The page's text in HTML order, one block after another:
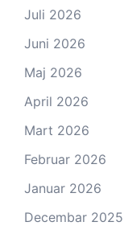
Juli 2026
Juni 2026
Maj 2026
April 2026
Mart 2026
Februar 2026
Januar 2026
Decembar 2025